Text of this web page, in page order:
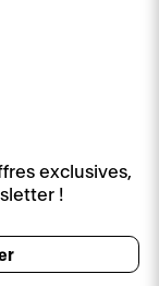
exclusives,
!